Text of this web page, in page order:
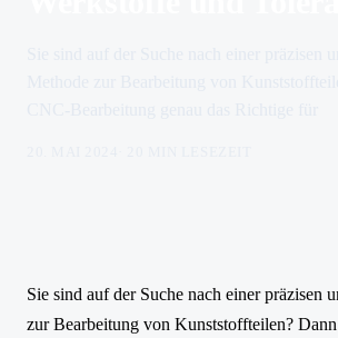
Sie sind auf der Suche nach einer präzisen
zur Bearbeitung von Kunststoffteilen?